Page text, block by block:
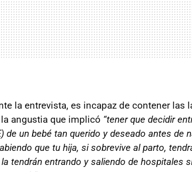
la entrevista, es incapaz de contener las
angustia que implicó “tener que decidir
de un bebé tan querido y deseado antes de
que tu hija, si sobrevive al parto,
tendrán entrando y saliendo de hospitales